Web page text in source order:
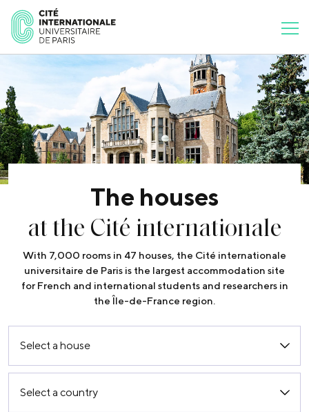
The houses
at the Cité internationale
With 7,000 rooms in 47 houses, the Cité internationale
universitaire de Paris is the largest accommodation site
for French and international students and researchers in
the Île-de-France region.
Select a house
Select a country